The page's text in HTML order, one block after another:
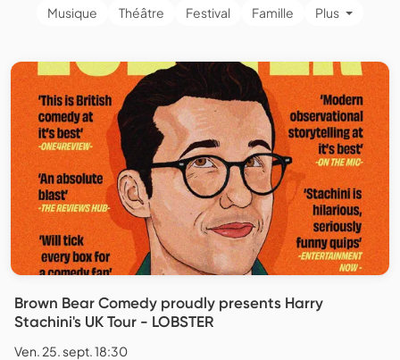
Musique Théâtre Festival Famille Plus
Brown Bear Comedy proudly presents Harry
Stachini's UK Tour - LOBSTER
Ven. 25. sept. 18:30